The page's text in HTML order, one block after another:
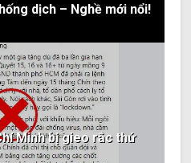
dịch – Nghề mới nổi!
Minh bị gieo rắc thứ